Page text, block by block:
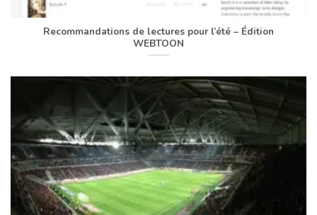
Recommandations de lectures pour l’été – Édition
WEBTOON